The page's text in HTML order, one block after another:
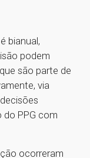
bianual,
podem
são parte de
via
PPG com
ocorreram